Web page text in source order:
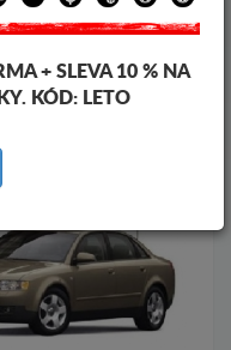
vozidel
+ SLEVA 10 % NA
KÓD: LETO